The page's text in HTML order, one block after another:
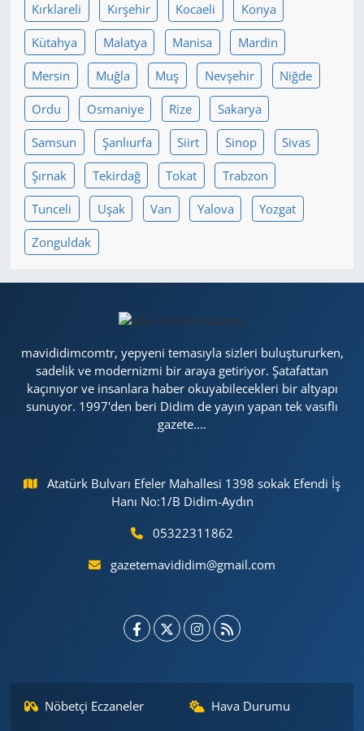
Kırklareli Kırşehir Kocaeli Konya
Kütahya Malatya Manisa Mardin
Mersin Muğla Muş Nevşehir Niğde
Ordu Osmaniye Rize Sakarya
Samsun Şanlıurfa Siirt Sinop Sivas
Şırnak Tekirdağ Tokat Trabzon
Tunceli Uşak Van Yalova Yozgat
Zonguldak
mavididimcomtr, yepyeni temasıyla sizleri buluştururken,
sadelik ve modernizmi bir araya getiriyor. Şatafattan
kaçınıyor ve insanlara haber okuyabilecekleri bir altyapı
sunuyor. 1997'den beri Didim de yayın yapan tek vasıflı
gazete....
Atatürk Bulvarı Efeler Mahallesi 1398 sokak Efendi İş
Hanı No:1/B Didim-Aydın
05322311862
gazetemavididim@gmail.com
Nöbetçi Eczaneler
Hava Durumu